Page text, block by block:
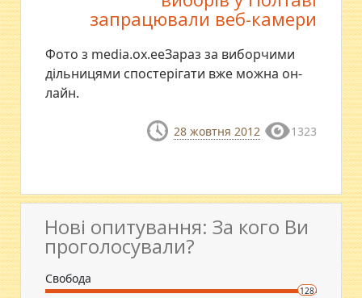
запрацювали веб-камери
Фото з media.ox.eeЗараз за виборчими
дільницями спостерігати вже можна он-
лайн.
28 жовтня 2012 1323
Нові опитування: За кого Ви
проголосували?
Свобода
128